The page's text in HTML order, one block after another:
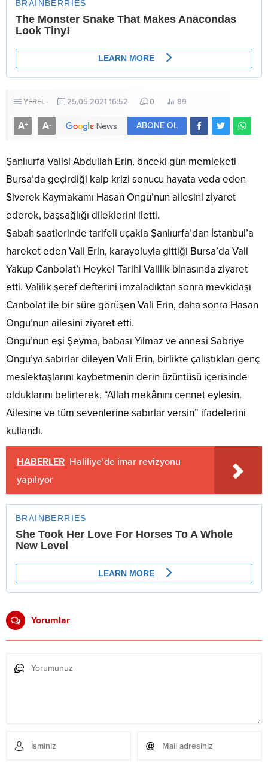
YEREL 25.05.2021 16:52 0 89
A+ A- ABONE OL
Şanlıurfa Valisi Abdullah Erin, önceki gün memleketi
Bursa’da geçirdiği kalp krizi sonucu hayata veda eden
Siverek Kaymakamı Hasan Ongu’nun ailesini ziyaret
ederek, başsağlığı dileklerini iletti.
Sabah saatlerinde tarifeli uçakla Şanlıurfa’dan İstanbul’a
hareket eden Vali Erin, karayoluyla gittiği Bursa’da Vali
Yakup Canbolat’ı Heykel Tarihi Valilik binasında ziyaret
etti. Valilik şeref defterini imzaladıktan sonra mevkidaşı
Canbolat ile bir süre görüşen Vali Erin, daha sonra Hasan
Ongu’nun ailesini ziyaret etti.
Ongu’nun eşi Şeyma, babası Yılmaz ve annesi Sabriye
Ongu’ya sabırlar dileyen Vali Erin, birlikte çalıştıkları genç
meslektaşlarını kaybetmenin derin üzüntüsü içerisinde
olduklarını belirterek, “Allah mekânını cennet eylesin.
Ailesine ve tüm sevenlerine sabırlar versin” ifadelerini
kullandı.
HABERLER Haliliye’de imar revizyonu
yapılıyor
Yorumlar